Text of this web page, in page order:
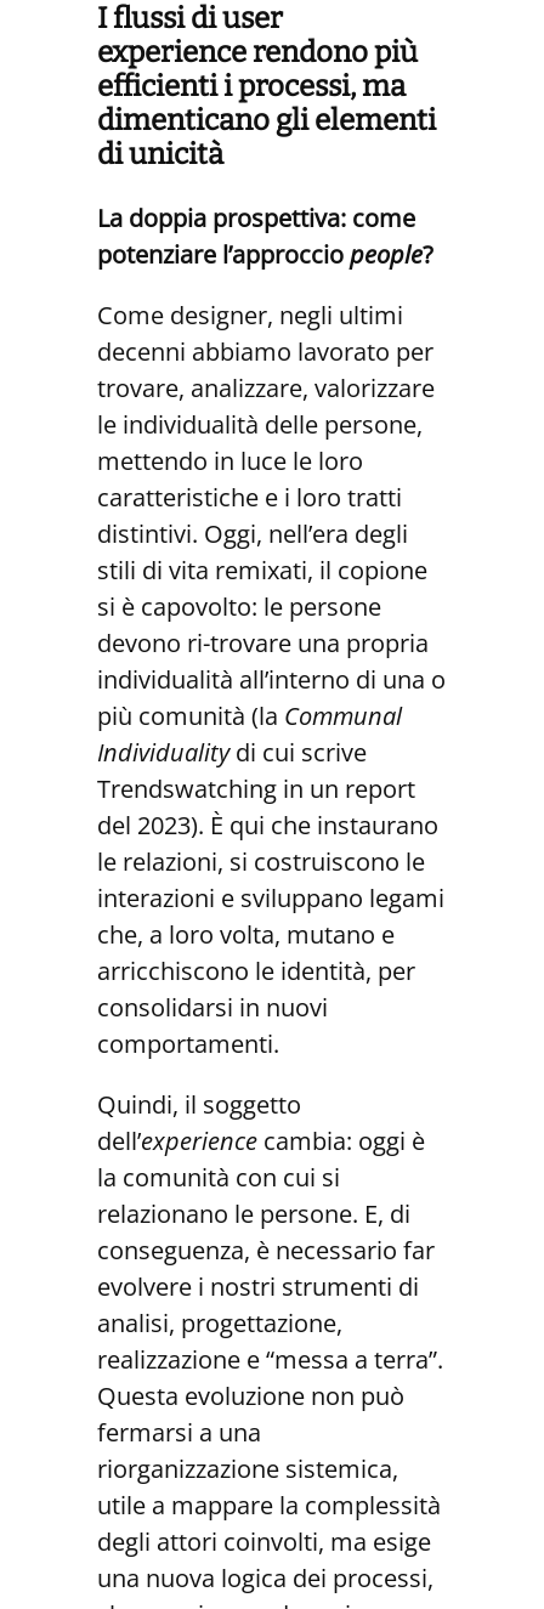
I flussi di user
experience rendono più
efficientii processi, ma
dimenticano gli elementi
di unicità
La doppia prospettiva: come
potenziare l’approcciopeople?
Come designer, negli ultimi
decenni abbiamo lavorato per
trovare, analizzare, valorizzare
le individualità delle persone,
mettendo in luce le loro
caratteristiche e i loro tratti
distintivi. Oggi, nell’era degli
stili di vita remixati, il copione
si è capovolto: le persone
devono ri-trovare una propria
individualità all’interno di una o
più comunità (la Communal
Individualitydi cui scrive
Trendswatching in un report
del 2023). È qui che instaurano
le relazioni, si costruiscono le
interazioni e sviluppano legami
che, a loro volta, mutano e
arricchiscono le identità, per
consolidarsi in nuovi
comportamenti.
Quindi, il soggetto
dell’experience cambia: oggi è
la comunità con cui si
relazionano le persone. E, di
conseguenza, è necessario far
evolvere i nostri strumenti di
analisi, progettazione,
realizzazione e “messa a terra”.
Questa evoluzione non può
fermarsi a una
riorganizzazione sistemica,
utile a mappare la complessità
degli attori coinvolti, ma esige
una nuova logica dei processi,